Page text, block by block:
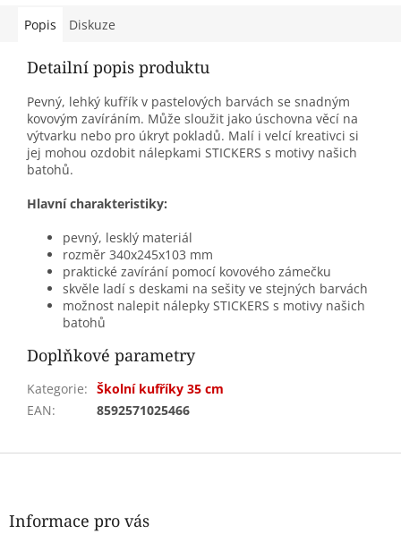
Popis Diskuze
Detailní popis produktu
Pevný, lehký kufřík v pastelových barvách se snadným
kovovým zavíráním. Může sloužit jako úschovna věcí na
výtvarku nebo pro úkryt pokladů. Malí i velcí kreativci si
jej mohou ozdobit nálepkami STICKERS s motivy našich
batohů.
Hlavní charakteristiky:
pevný, lesklý materiál
rozměr 340x245x103 mm
praktické zavírání pomocí kovového zámečku
skvěle ladí s deskami na sešity ve stejných barvách
možnost nalepit nálepky STICKERS s motivy našich
batohů
Doplňkové parametry
Kategorie: Školní kufříky 35 cm
EAN: 8592571025466
Z
Informace pro vás